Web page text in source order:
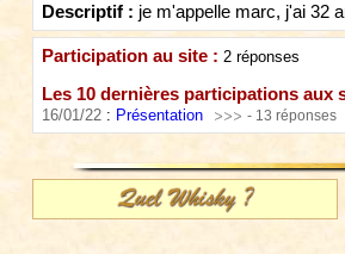
Descriptif : je m'appelle marc, j'ai 32
Participation au site : 2 réponses
Les 10 dernières participations aux
16/01/22: Présentation - 13 réponses